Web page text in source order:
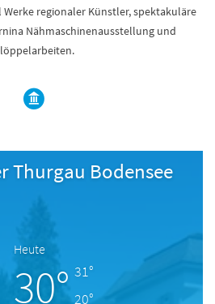
regionaler Künstler, spektakuläre
Nähmaschinenausstellung und
Thurgau Bodensee
Heute
30° 31°
20°